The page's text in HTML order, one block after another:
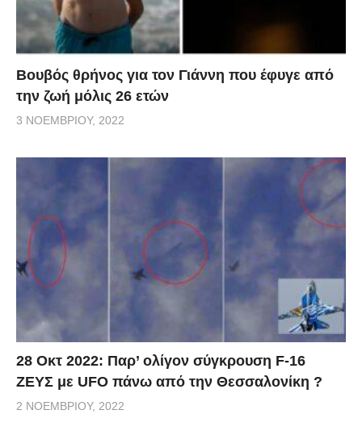
Βουβός θρήνος για τον Γιάννη που έφυγε από
την ζωή μόλις 26 ετών
3 ΝΟΕΜΒΡΊΟΥ, 2022
28 Οκτ 2022: Παρ’ ολίγον σύγκρουση F-16
ΖΕΥΣ με UFO πάνω από την Θεσσαλονίκη ?
2 ΝΟΕΜΒΡΊΟΥ, 2022